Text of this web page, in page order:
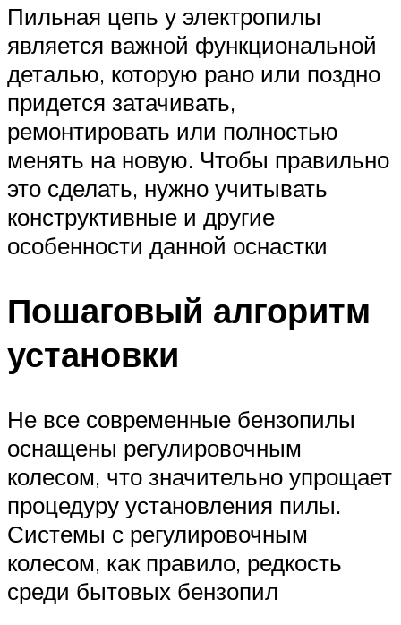
Пильная цепь у электропилы
является важной функциональной
деталью, которую рано или поздно
придется затачивать,
ремонтировать или полностью
менять на новую. Чтобы правильно
это сделать, нужно учитывать
конструктивные и другие
особенности данной оснастки
Пошаговый алгоритм
установки
Не все современные бензопилы
оснащены регулировочным
колесом, что значительно упрощает
процедуру установления пилы.
Системы с регулировочным
колесом, как правило, редкость
среди бытовых бензопил